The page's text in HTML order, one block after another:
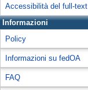
Accessibilità del full-text
Informazioni
Policy
Informazioni su fedOA
FAQ